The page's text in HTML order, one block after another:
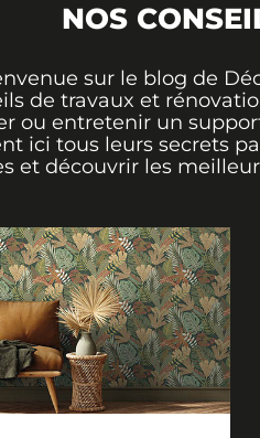
NOS
sur le blog de
de travaux et
ou entretenir un
ici tous leurs secrets
et découvrir les